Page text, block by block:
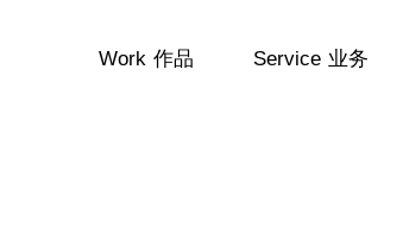
Work 作品 Service 业务